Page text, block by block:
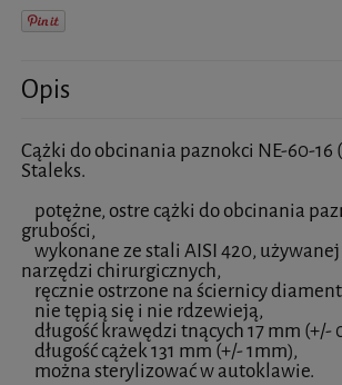
Opis
Cążki do obcinania paznokci NE-60-16
Staleks.
potężne, ostre cążki do obcinania
grubości,
wykonane ze stali AISI 420,
narzędzi chirurgicznych,
ręcznie ostrzone na ściernicy
nie tępią się i nie rdzewieją,
długość krawędzi tnących 17 mm (+/-
długość cążek 131 mm (+/- 1mm),
można sterylizować w autoklawie.